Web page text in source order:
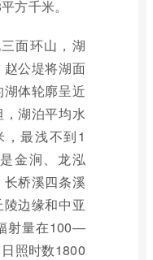
方千米。
面环山，湖
公堤将湖面
体轮廓呈近
湖泊平均水
最浅不到1
金涧、龙泓
桥溪四条溪
边缘和中亚
射量在100—
照时数1800